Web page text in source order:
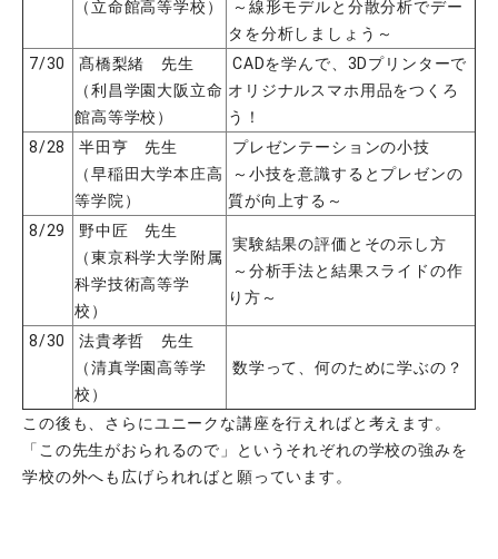
（立命館高等学校）
～線形モデルと分散分析でデー
タを分析しましょう～
7/30
髙橋梨緒 先生
（利昌学園大阪立命
館高等学校）
CADを学んで、3Dプリンターで
オリジナルスマホ用品をつくろ
う！
8/28
半田亨 先生
（早稲田大学本庄高
等学院）
プレゼンテーションの小技
～小技を意識するとプレゼンの
質が向上する～
8/29
野中匠 先生
（東京科学大学附属
科学技術高等学
校）
実験結果の評価とその示し方
～分析手法と結果スライドの作
り方～
8/30
法貴孝哲 先生
（清真学園高等学
校）
数学って、何のために学ぶの？
この後も、さらにユニークな講座を行えればと考えます。
「この先生がおられるので」というそれぞれの学校の強みを
学校の外へも広げられればと願っています。